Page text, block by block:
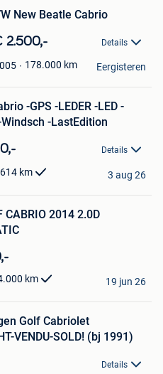
New Beatle Cabrio
2.500,- Details
178.000 km Eergisteren
-GPS -LEDER -LED -
-LastEdition
Details
km 3 aug 26
2014 2.0D
km 19 jun 26
Golf Cabriolet
VENDU-SOLD! (bj 1991)
Details